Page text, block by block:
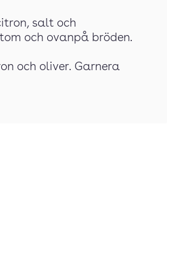
salt och
och ovanpå bröden.
och oliver. Garnera